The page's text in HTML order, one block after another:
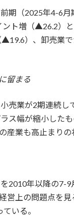
期（2025年4-6
ト増（▲26.2）
）、卸売業
留まる
売業が2期連続
ス幅が縮小した
産業も高止まりの
2010年以降の7-
営上の問題点を
いる。